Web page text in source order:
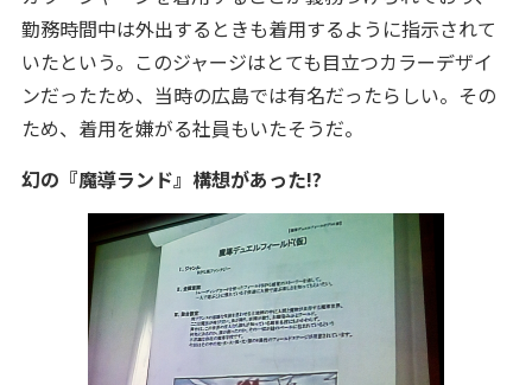
勤務時間中は外出するときも着用するように指示されて
いたという。このジャージはとても目立つカラーデザイ
ンだったため、当時の広島では有名だったらしい。その
ため、着用を嫌がる社員もいたそうだ。
幻の『魔導ランド』構想があった!?